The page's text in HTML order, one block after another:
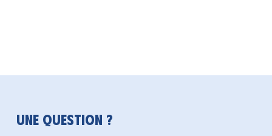
Une question ?